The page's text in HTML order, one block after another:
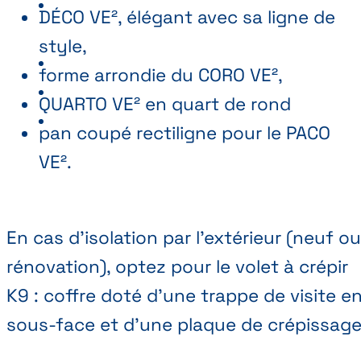
DÉCO VE², élégant avec sa ligne de
style,
forme arrondie du CORO VE²,
QUARTO VE² en quart de rond
pan coupé rectiligne pour le PACO
VE².
En cas d’isolation par l’extérieur (neuf ou
rénovation), optez pour le volet à crépir
K9 : coffre doté d’une trappe de visite
sous-face et d’une plaque de crépissage